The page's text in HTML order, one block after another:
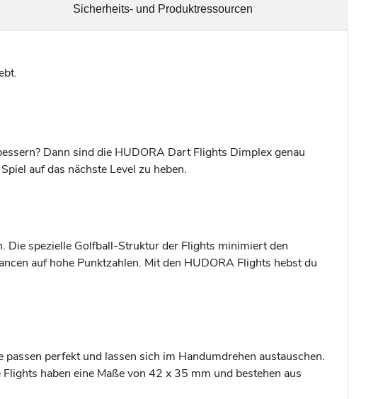
Dann sind die HUDORA Dart Flights Dimplex genau
auf das nächste Level zu heben.
Die spezielle Golfball-Struktur der Flights minimiert den
auf hohe Punktzahlen. Mit den HUDORA Flights hebst du
perfekt und lassen sich im Handumdrehen austauschen.
haben eine Maße von 42 x 35 mm und bestehen aus
Sicherheits- und Produktressourcen